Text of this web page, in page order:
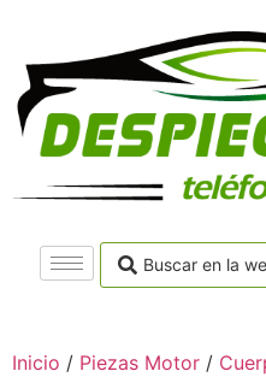
Inicio / Piezas Motor /